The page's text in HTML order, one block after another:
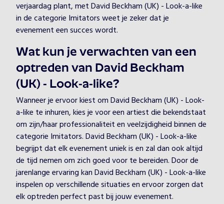
verjaardag plant, met David Beckham (UK) - Look-a-like
in de categorie Imitators weet je zeker dat je
evenement een succes wordt.
Wat kun je verwachten van een
optreden van David Beckham
(UK) - Look-a-like?
Wanneer je ervoor kiest om David Beckham (UK) - Look-
a-like te inhuren, kies je voor een artiest die bekendstaat
om zijn/haar professionaliteit en veelzijdigheid binnen de
categorie Imitators. David Beckham (UK) - Look-a-like
begrijpt dat elk evenement uniek is en zal dan ook altijd
de tijd nemen om zich goed voor te bereiden. Door de
jarenlange ervaring kan David Beckham (UK) - Look-a-like
inspelen op verschillende situaties en ervoor zorgen dat
elk optreden perfect past bij jouw evenement.